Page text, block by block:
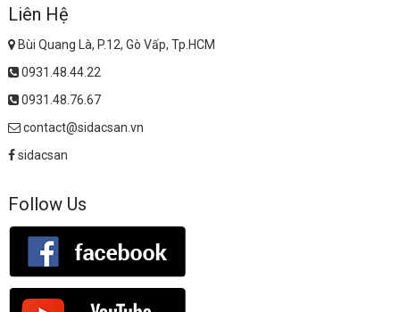
Liên Hệ
Bùi Quang Là, P.12, Gò Vấp, Tp.HCM
0931.48.44.22
0931.48.76.67
contact@sidacsan.vn
sidacsan
Follow Us